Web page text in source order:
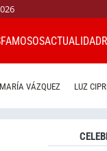
FAMOSOSACTUALIDAD
MARÍA VÁZQUEZ LUZ